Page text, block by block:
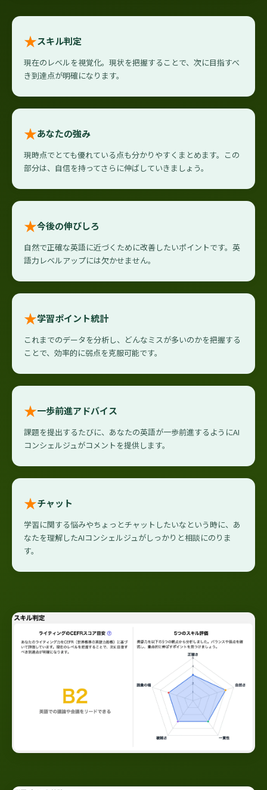
★スキル判定
現在のレベルを視覚化。現状を把握することで、次に目指すべ
き到達点が明確になります。
★あなたの強み
現時点でとても優れている点も分かりやすくまとめます。この
部分は、自信を持ってさらに伸ばしていきましょう。
★今後の伸びしろ
自然で正確な英語に近づくために改善したいポイントです。英
語力レベルアップには欠かせません。
★学習ポイント統計
これまでのデータを分析し、どんなミスが多いのかを把握する
ことで、効率的に弱点を克服可能です。
★一歩前進アドバイス
課題を提出するたびに、あなたの英語が一歩前進するようにAI
コンシェルジュがコメントを提供します。
★チャット
学習に関する悩みやちょっとチャットしたいなという時に、あ
なたを理解したAIコンシェルジュがしっかりと相談にのりま
す。